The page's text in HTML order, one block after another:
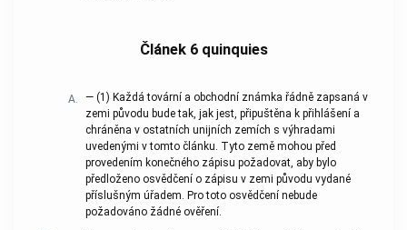
Článek 6 quinquies
A. — (1) Každá tovární a obchodní známka řádně zapsaná v
zemi původu bude tak, jak jest, připuštěna k přihlášení a
chráněna v ostatních unijních zemích s výhradami
uvedenými v tomto článku. Tyto země mohou před
provedením konečného zápisu požadovat, aby bylo
předloženo osvědčení o zápisu v zemi původu vydané
příslušným úřadem. Pro toto osvědčení nebude
požadováno žádné ověření.